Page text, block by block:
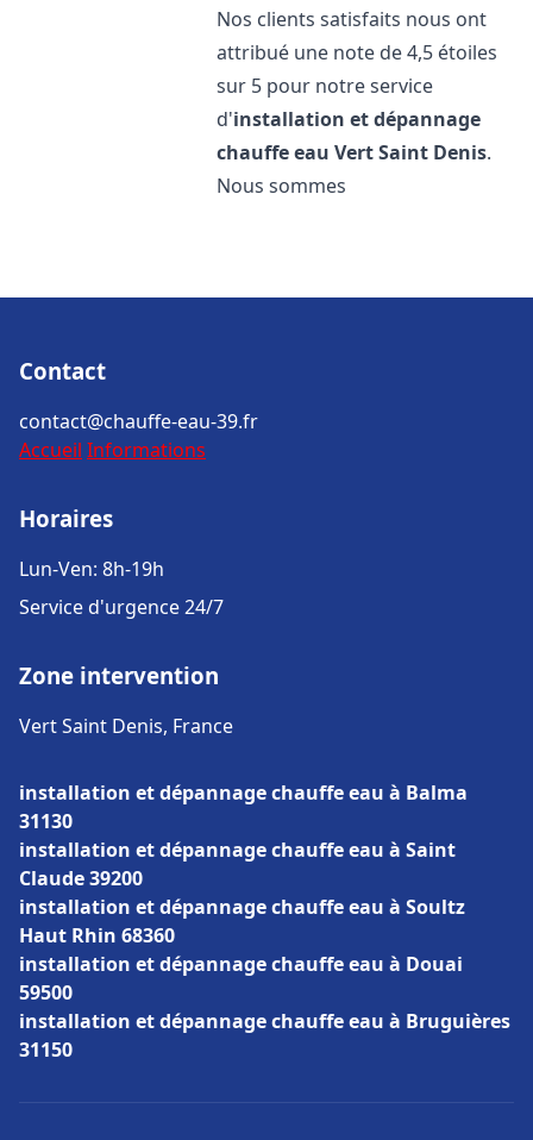
Nos clients satisfaits nous ont
attribué une note de 4,5 étoiles
sur 5 pour notre service
d'installation et dépannage
chauffe eau Vert Saint Denis.
Nous sommes
Contact
contact@chauffe-eau-39.fr
Accueil Informations
Horaires
Lun-Ven: 8h-19h
Service d'urgence 24/7
Zone intervention
Vert Saint Denis, France
installation et dépannage chauffe eau à Balma
31130
installation et dépannage chauffe eau à Saint
Claude 39200
installation et dépannage chauffe eau à Soultz
Haut Rhin 68360
installation et dépannage chauffe eau à Douai
59500
installation et dépannage chauffe eau à Bruguières
31150